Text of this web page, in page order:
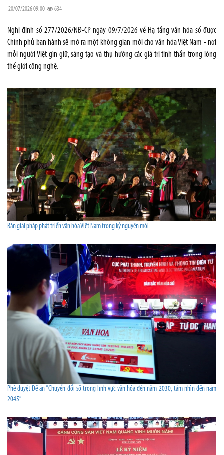
20/07/2026 09:00 634
Nghị định số 277/2026/NĐ-CP ngày 09/7/2026 về Hạ tầng văn hóa số được
Chính phủ ban hành sẽ mở ra một không gian mới cho văn hóa Việt Nam - nơi
mỗi người Việt gìn giữ, sáng tạo và thụ hưởng các giá trị tinh thần trong lòng
thế giới công nghệ.
Bàn giải pháp phát triển văn hóa Việt Nam trong kỷ nguyên mới
Phê duyệt Đề án “Chuyển đổi số trong lĩnh vực văn hóa đến năm 2030, tầm nhìn đến năm
2045”